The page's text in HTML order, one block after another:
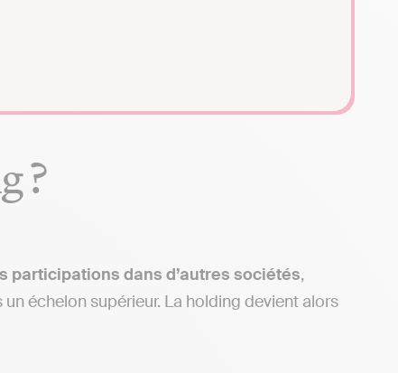
?
participations dans d’autres sociétés,
échelon supérieur. La holding devient alors